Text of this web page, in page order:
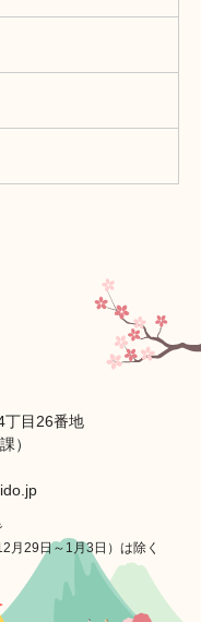
丁目26番地
）
月29日～1月3日）は除く